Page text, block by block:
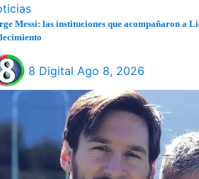
Messi: las instituciones que acompañaron a
8 Digital Ago 8, 2026